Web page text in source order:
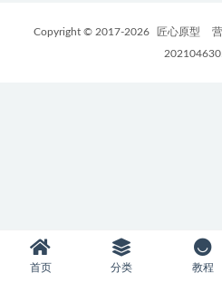
Copyright © 2017-2026 匠心原型
首页 分类 教程